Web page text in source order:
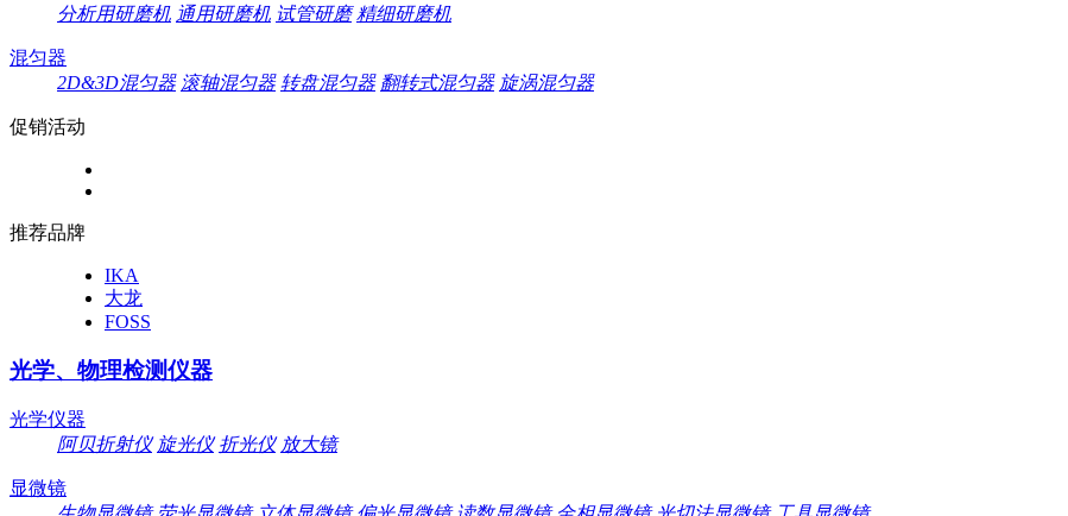
分析用研磨机 通用研磨机 试管研磨 精细研磨机
混匀器
2D&3D混匀器 滚轴混匀器 转盘混匀器 翻转式混匀器 旋涡混匀器
促销活动
推荐品牌
IKA
大龙
FOSS
光学、物理检测仪器
光学仪器
阿贝折射仪 旋光仪 折光仪 放大镜
显微镜